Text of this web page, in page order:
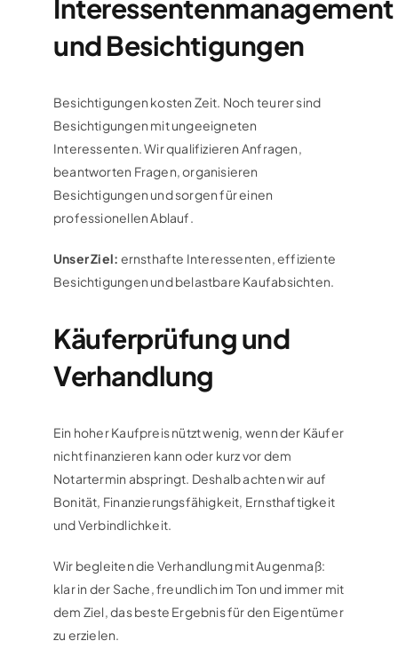
Interessentenmanagement
und Besichtigungen
Besichtigungen kosten Zeit. Noch teurer sind
Besichtigungen mit ungeeigneten
Interessenten. Wir qualifizieren Anfragen,
beantworten Fragen, organisieren
Besichtigungen und sorgen für einen
professionellen Ablauf.
Unser Ziel: ernsthafte Interessenten, effiziente
Besichtigungen und belastbare Kaufabsichten.
Käuferprüfung und
Verhandlung
Ein hoher Kaufpreis nützt wenig, wenn der Käufer
nicht finanzieren kann oder kurz vor dem
Notartermin abspringt. Deshalb achten wir auf
Bonität, Finanzierungsfähigkeit, Ernsthaftigkeit
und Verbindlichkeit.
Wir begleiten die Verhandlung mit Augenmaß:
klar in der Sache, freundlich im Ton und immer mit
dem Ziel, das beste Ergebnis für den Eigentümer
zu erzielen.